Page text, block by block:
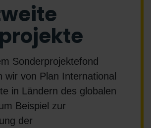
Sonderprojektefond
wir von Plan International
in Ländern des globalen
Beispiel zur
der